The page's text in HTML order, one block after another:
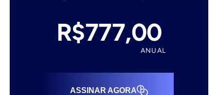
R$777,00
ANUAL
ASSINAR AGORA